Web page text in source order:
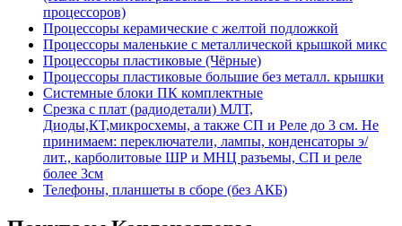
процессоров)
Процессоры керамические с желтой подложкой
Процессоры маленькие с металлической крышкой микс
Процессоры пластиковые (Чёрные)
Процессоры пластиковые большие без металл. крышки
Системные блоки ПК комплектные
Срезка с плат (радиодетали) МЛТ,
Диоды,КТ,микросхемы, а также СП и Реле до 3 см. Не
принимаем: переключатели, лампы, конденсаторы э/
лит., карболитовые ШР и МНЦ разъемы, СП и реле
более 3см
Телефоны, планшеты в сборе (без АКБ)